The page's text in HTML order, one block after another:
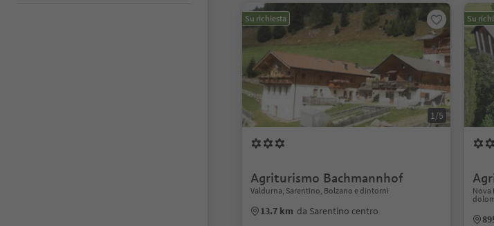
Su richiesta
1/5
Agriturismo Bachmannhof
Valdurna, Sarentino, Bolzano e dintorni
13.7 km da Sarentino centro
Su
Nova